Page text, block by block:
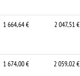
1 664,64 € 2 047,51 €
1 674,00 € 2 059,02 €